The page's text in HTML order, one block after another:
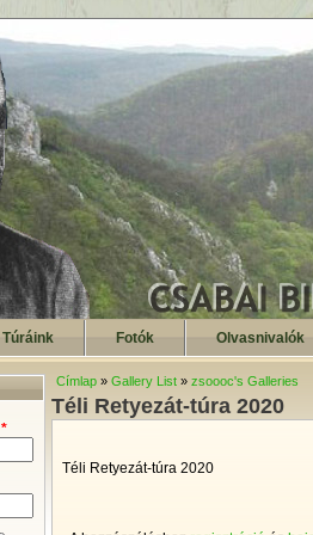
Túráink Fotók Olvasnivalók
*
Címlap » Gallery List » zsoooc's Galleries
Téli Retyezát-túra 2020
Téli Retyezát-túra 2020